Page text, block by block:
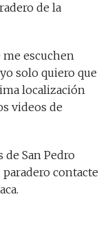
de la
me escuchen
solo quiero que
localización
videos de
San Pedro
contacte